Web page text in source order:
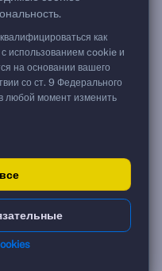
как
использованием cookie и
на основании вашего
со ст. 9 Федерального
любой момент изменить